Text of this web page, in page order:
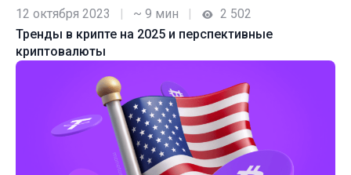
12 октября 2023 | ~ 9 мин |
2 502
Тренды в крипте на 2025 и перспективные
криптовалюты